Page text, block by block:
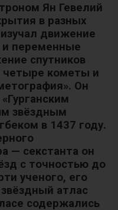
Ян Гевелий
в разных
движение
переменные
спутников
четыре кометы и
Он
звёздным
в 1437 году.
— секстанта он
с точностью до
ученого, его
атлас
содержались